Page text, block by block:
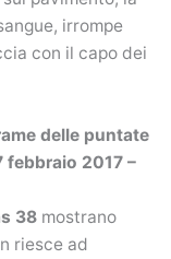
irrompe
con il capo dei
delle puntate
febbraio 2017 –
38 mostrano
riesce ad